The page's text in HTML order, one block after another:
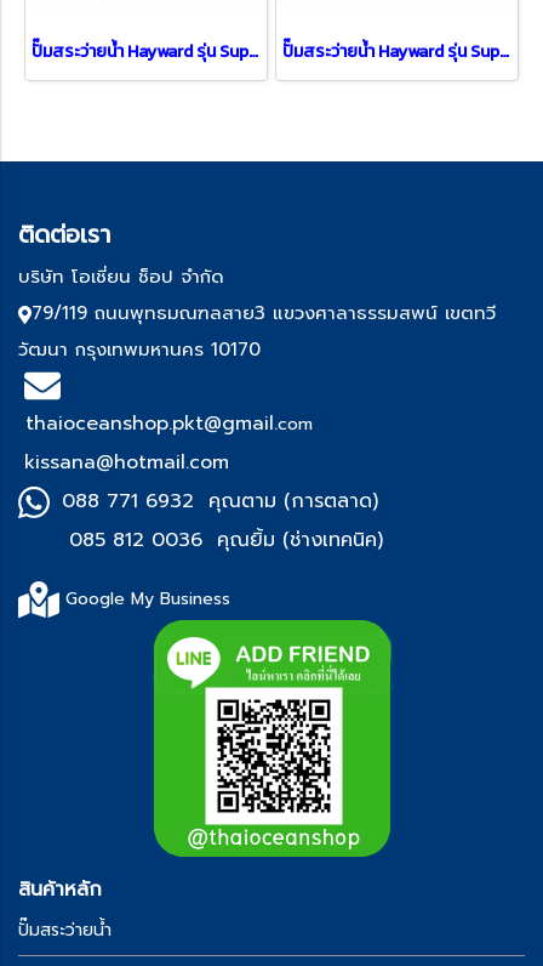
ปั๊มสระว่ายน้ำ Hayward รุ่น Super II ( 3 HP / 1 PH ) ปั๊มสระว่ายน้ำ Hayward รุ่น Super II ( 1.5 HP )
ติดต่อเรา
บริษัท โอเชี่ยน ช็อป จำกัด
79/119 ถนนพุทธมณฑลสาย3 แขวงศาลาธรรมสพน์ เขตทวี
วัฒนา กรุงเทพมหานคร 10170
thaioceanshop.pkt@gmail.com
kissana@hotmail.com
088 771 6932 คุณตาม (การตลาด)
085 812 0036 คุณยิ้ม (ช่างเทคนิค)
Google My Business
สินค้าหลัก
ปั๊มสระว่ายน้ำ